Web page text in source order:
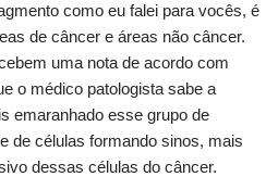
como eu falei para vocês, é
de câncer e áreas não câncer.
uma nota de acordo com
o médico patologista sabe a
emaranhado esse grupo de
de células formando sinos, mais
dessas células do câncer.